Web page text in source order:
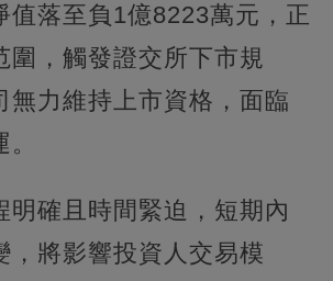
值落至負1億8223萬元，正
圍，觸發證交所下市規
無力維持上市資格，面臨
明確且時間緊迫，短期內
，將影響投資人交易模